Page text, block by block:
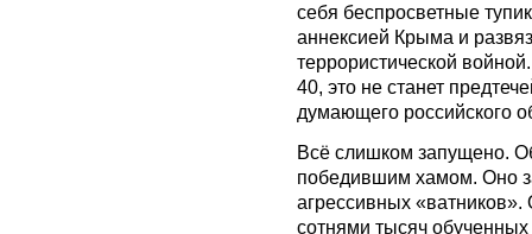
себя беспросветные
аннексией Крыма и
террористической
40, это не станет
думающего российского
Всё слишком запущено.
победившим хамом. Оно
агрессивных
сотнями тысяч